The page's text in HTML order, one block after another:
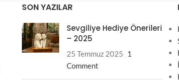
SON YAZILAR
Sevgiliye Hediye Önerileri
– 2025
25 Temmuz 2025 1
Comment